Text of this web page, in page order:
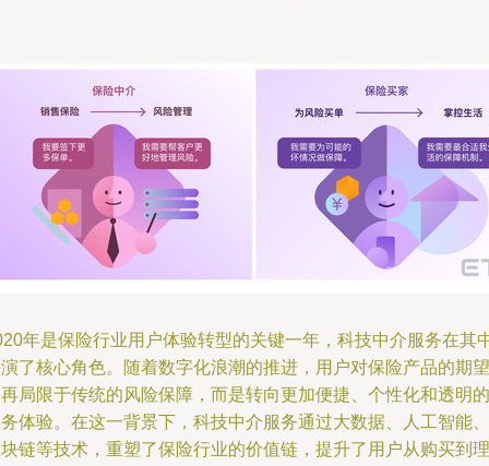
年是保险行业用户体验转型的关键一年，科技中介服务在其
了核心角色。随着数字化浪潮的推进，用户对保险产品的期望
局限于传统的风险保障，而是转向更加便捷、个性化和透明的
体验。在这一背景下，科技中介服务通过大数据、人工智能、
链等技术，重塑了保险行业的价值链，提升了用户从购买到理